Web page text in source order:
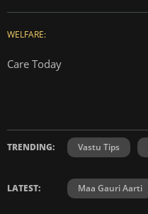
WELFARE:
Care Today
TRENDING: Vastu Tips
LATEST: Maa Gauri Aarti